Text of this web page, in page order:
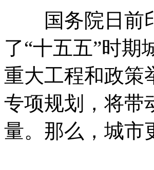
国务院日前印
了“十五五”时期
重大工程和政策
专项规划，将带
量。那么，城市